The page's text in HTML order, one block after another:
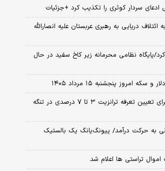
ادعای سردار کوثری را تکذیب کرد +جزئیات
دریایی به رهبری عربستان علیه انصارالله
پایگاه نظامی محرمانه زیر کاخ سفید در حال
امروز پنجشنبه ۱۵ مرداد ۱۴۰۵
رویترز: ایران و عمان برای تعیین تعرفه ترانزیت ۳ تا ۷ درصدی در تنگه
به حرکت درآمد/ پیونگ‌یانگ یک بالستیک
اموال تراستی ها اعلام شد